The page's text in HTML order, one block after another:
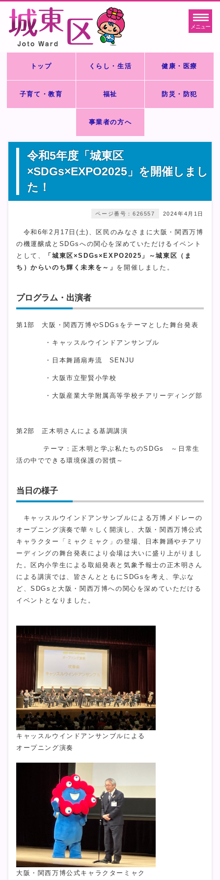
メニュー
トップ くらし・生活 健康・医療
子育て・教育 福祉 防災・防犯
事業者の方へ
令和5年度「城東区
×SDGs×EXPO2025」を開催しまし
た！
2024年4月1日
ページ番号：626557
令和6年2月17日(土)、区民のみなさまに大阪・関西万博
の機運醸成とSDGsへの関心を深めていただけるイベント
として、
「城東区×SDGs×EXPO2025」～城東区（ま
ち）からいのち輝く未来を～」 を開催しました。
プログラム・出演者
第1部 大阪・関西万博やSDGsをテーマとした舞台発表
・キャッスルウインドアンサンブル
・日本舞踊扇寿流 SENJU
・大阪市立聖賢小学校
・大阪産業大学附属高等学校チアリーディング部
第2部 正木明さんによる基調講演
テーマ：正木明と学ぶ私たちのSDGs ～日常生
活の中でできる環境保護の習慣～
当日の様子
キャッスルウインドアンサンブルによる万博メドレーの
オープニング演奏で華々しく開演し、大阪・関西万博公式
キャラクター「ミャクミャク」の登場、日本舞踊やチアリ
ーディングの舞台発表により会場は大いに盛り上がりまし
た。区内小学生による取組発表と気象予報士の正木明さん
による講演では、皆さんとともにSDGsを考え、学ぶな
ど、SDGsと大阪・関西万博への関心を深めていただける
イベントとなりました。
キャッスルウインドアンサンブルによる
オープニング演奏
大阪・関西万博公式キャラクターミャク